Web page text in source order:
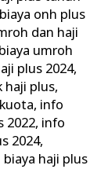
biaya onh plus
dan haji
biaya umroh
plus 2024,
haji plus,
, info
2022, info
2024,
biaya haji plus